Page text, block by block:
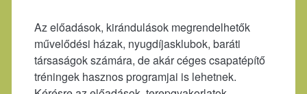
Az előadások, kirándulások megrendelhetők
művelődési házak, nyugdíjasklubok, baráti
társaságok számára, de akár céges csapatépítő
tréningek hasznos programjai is lehetnek.